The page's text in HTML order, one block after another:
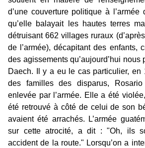
d’une couverture politique à l’armée
qu’elle balayait les hautes terres
détruisant 662 villages ruraux
de l’armée), décapitant des enfants,
des agissements qu’aujourd’hui nous
Daech. Il y a eu le cas particulier, en
des familles des disparus,
enlevée par l’armée. Elle a été
été retrouvé à côté de celui de son
avaient été arrachés. L’armée
sur cette atrocité, a dit : "Oh, ils
accident de la route." Lorsqu’on a